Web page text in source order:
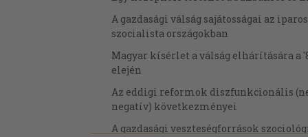
A gazdasági válság sajátosságai az
szocialista országokban
Magyar kísérlet a válság elhárítására a
elején
Az eddigi reformok diszfunkcionális
negatív) következményei
A gazdasági veszteségforrások